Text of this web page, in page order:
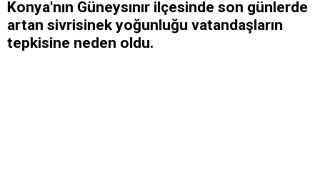
Konya'nın Güneysınır ilçesinde son günlerde
artan sivrisinek yoğunluğu vatandaşların
tepkisine neden oldu.